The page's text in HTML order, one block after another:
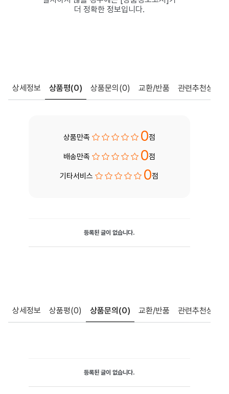
더 정확한 정보입니다.
상세정보 상품평(0) 상품문의 (0) 교환/반품 관련추천상품
상품만족 0점
배송만족 0점
기타서비스 0점
등록된 글이 없습니다.
상세정보 상품평(0) 상품문의 (0) 교환/반품 관련추천상품
등록된 글이 없습니다.